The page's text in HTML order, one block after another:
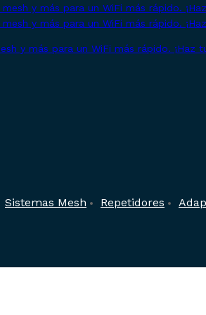
y más para un WiFi más rápido. ¡Haz
Sistemas Mesh Repetidores